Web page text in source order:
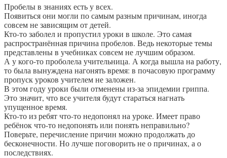
Пробелы в знаниях есть у всех.
Появиться они могли по самым разным причинам, иногда
совсем не зависящим от детей.
Кто-то заболел и пропустил уроки в школе. Это самая
распространённая причина пробелов. Ведь некоторые темы
представлены в учебниках совсем не лучшим образом.
А у кого-то проболела учительница. А когда вышла на работу,
то была вынуждена нагонять время: в почасовую программу
пропуск уроков учителем не заложен.
В этом году уроки были отменены из-за эпидемии гриппа.
Это значит, что все учителя будут стараться нагнать
упущенное время.
Кто-то из ребят что-то недопонял на уроке. Имеет право
ребёнок что-то недопонять или понять неправильно?
Поверьте, перечисление причин можно продолжать до
бесконечности. Но лучше поговорить не о причинах, а о
последствиях.